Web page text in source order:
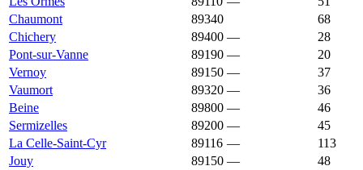
Chaumont
89340
68
Chichery
89400 —
28
Pont-sur-Vanne
89190 —
20
Vernoy
89150 —
37
Vaumort
89320 —
36
Beine
89800 —
46
Sermizelles
89200 —
45
La Celle-Saint-Cyr
89116 —
113
Jouy
89150 —
48